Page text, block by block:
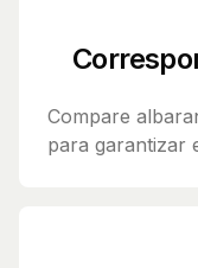
Compare
para garantizar